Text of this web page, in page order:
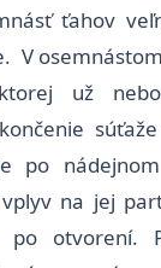
ťahov
V
už
po
na jej
po otvorení.